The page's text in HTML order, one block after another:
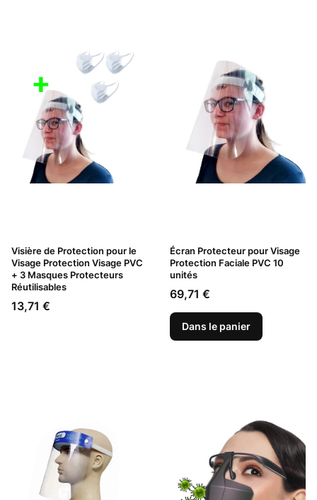
Visière de Protection pour le
Visage Protection Visage PVC
+ 3 Masques Protecteurs
Réutilisables
Prix
13,71 €
Écran Protecteur pour Visage
Protection Faciale PVC 10
unités
Prix
69,71 €
Dans le panier